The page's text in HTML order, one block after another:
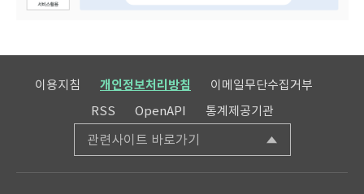
이용지침 개인정보처리방침
이메일무단수집거부
RSS
OpenAPI 통계제공기관
관련사이트 바로가기